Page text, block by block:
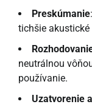
Preskúmanie
tichšie akustické
neutrálnou
používanie.
Uzatvorenie